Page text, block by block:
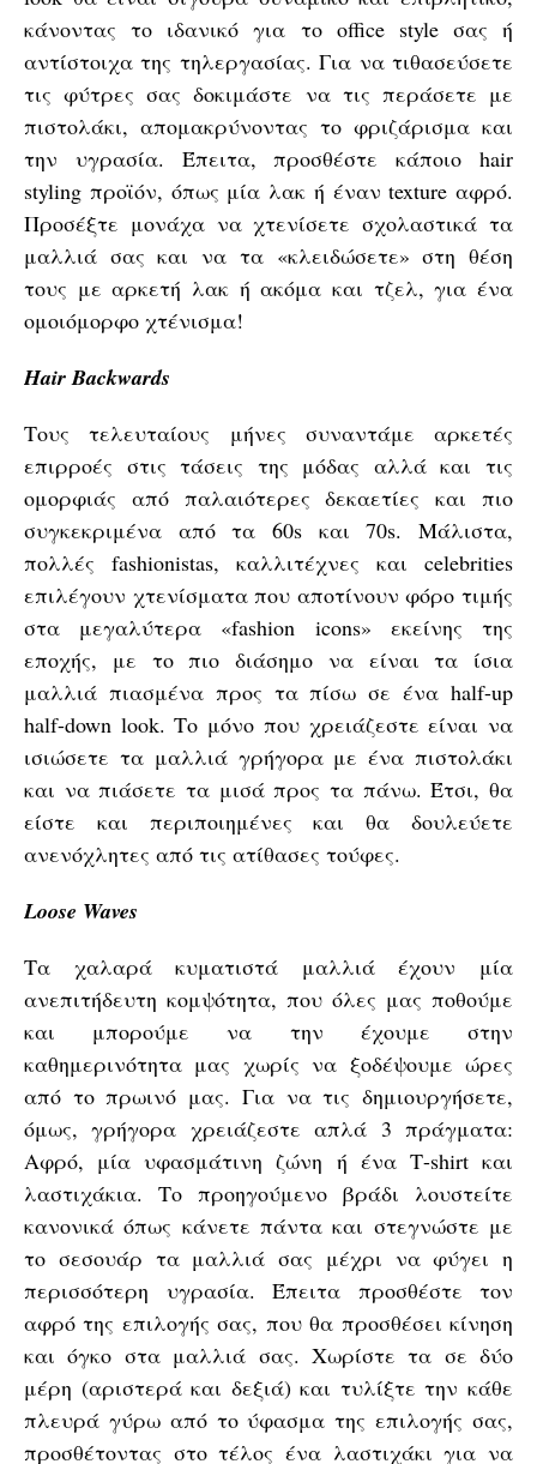
κάνοντας το ιδανικό για το office style σας ή
αντίστοιχα της τηλεργασίας. Για να τιθασεύσετε
τις φύτρες σας δοκιμάστε να τις περάσετε με
πιστολάκι, απομακρύνοντας το φριζάρισμα και
την υγρασία. Έπειτα, προσθέστε κάποιο hair
styling προϊόν, όπως μία λακ ή έναν texture αφρό.
Προσέξτε μονάχα να χτενίσετε σχολαστικά τα
μαλλιά σας και να τα «κλειδώσετε» στη θέση
τους με αρκετή λακ ή ακόμα και τζελ, για ένα
ομοιόμορφο χτένισμα!
Hair Backwards
Τους τελευταίους μήνες συναντάμε αρκετές
επιρροές στις τάσεις της μόδας αλλά και τις
ομορφιάς από παλαιότερες δεκαετίες και πιο
συγκεκριμένα από τα 60s και 70s. Μάλιστα,
πολλές fashionistas, καλλιτέχνες και celebrities
επιλέγουν χτενίσματα που αποτίνουν φόρο τιμής
στα μεγαλύτερα «fashion icons» εκείνης της
εποχής, με το πιο διάσημο να είναι τα ίσια
μαλλιά πιασμένα προς τα πίσω σε ένα half-up
half-down look. Το μόνο που χρειάζεστε είναι να
ισιώσετε τα μαλλιά γρήγορα με ένα πιστολάκι
και να πιάσετε τα μισά προς τα πάνω. Έτσι, θα
είστε και περιποιημένες και θα δουλεύετε
ανενόχλητες από τις ατίθασες τούφες.
Loose Waves
Τα χαλαρά κυματιστά μαλλιά έχουν μία
ανεπιτήδευτη κομψότητα, που όλες μας ποθούμε
και μπορούμε να την έχουμε στην
καθημερινότητα μας χωρίς να ξοδέψουμε ώρες
από το πρωινό μας. Για να τις δημιουργήσετε,
όμως, γρήγορα χρειάζεστε απλά 3 πράγματα:
Αφρό, μία υφασμάτινη ζώνη ή ένα Τ-shirt και
λαστιχάκια. Το προηγούμενο βράδι λουστείτε
κανονικά όπως κάνετε πάντα και στεγνώστε με
το σεσουάρ τα μαλλιά σας μέχρι να φύγει η
περισσότερη υγρασία. Έπειτα προσθέστε τον
αφρό της επιλογής σας, που θα προσθέσει κίνηση
και όγκο στα μαλλιά σας. Χωρίστε τα σε δύο
μέρη (αριστερά και δεξιά) και τυλίξτε την κάθε
πλευρά γύρω από το ύφασμα της επιλογής σας,
προσθέτοντας στο τέλος ένα λαστιχάκι για να